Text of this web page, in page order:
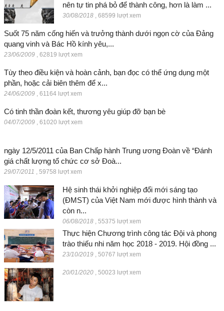
nên tự tin phá bỏ để thành công, hơn là làm ...
30/08/2018 , 68599 lượt xem
Suốt 75 năm cống hiến và trưởng thành dưới ngọn cờ của Đảng
quang vinh và Bác Hồ kính yêu,...
23/06/2009 , 62819 lượt xem
Tùy theo điều kiện và hoàn cảnh, bạn đọc có thể ứng dụng một
phần, hoặc cải biên thêm để x...
24/06/2009 , 61164 lượt xem
Có tinh thần đoàn kết, thương yêu giúp đỡ bạn bè
04/07/2009 , 61020 lượt xem
ngày 12/5/2011 của Ban Chấp hành Trung ương Đoàn về “Đánh
giá chất lượng tổ chức cơ sở Đoà...
29/07/2011 , 59758 lượt xem
Hệ sinh thái khởi nghiệp đổi mới sáng tạo
(ĐMST) của Việt Nam mới được hình thành và
còn n...
06/08/2018 , 55375 lượt xem
Thực hiện Chương trình công tác Đội và phong
trào thiếu nhi năm học 2018 - 2019. Hội đồng ...
23/10/2019 , 50767 lượt xem
20/01/2020 , 50023 lượt xem